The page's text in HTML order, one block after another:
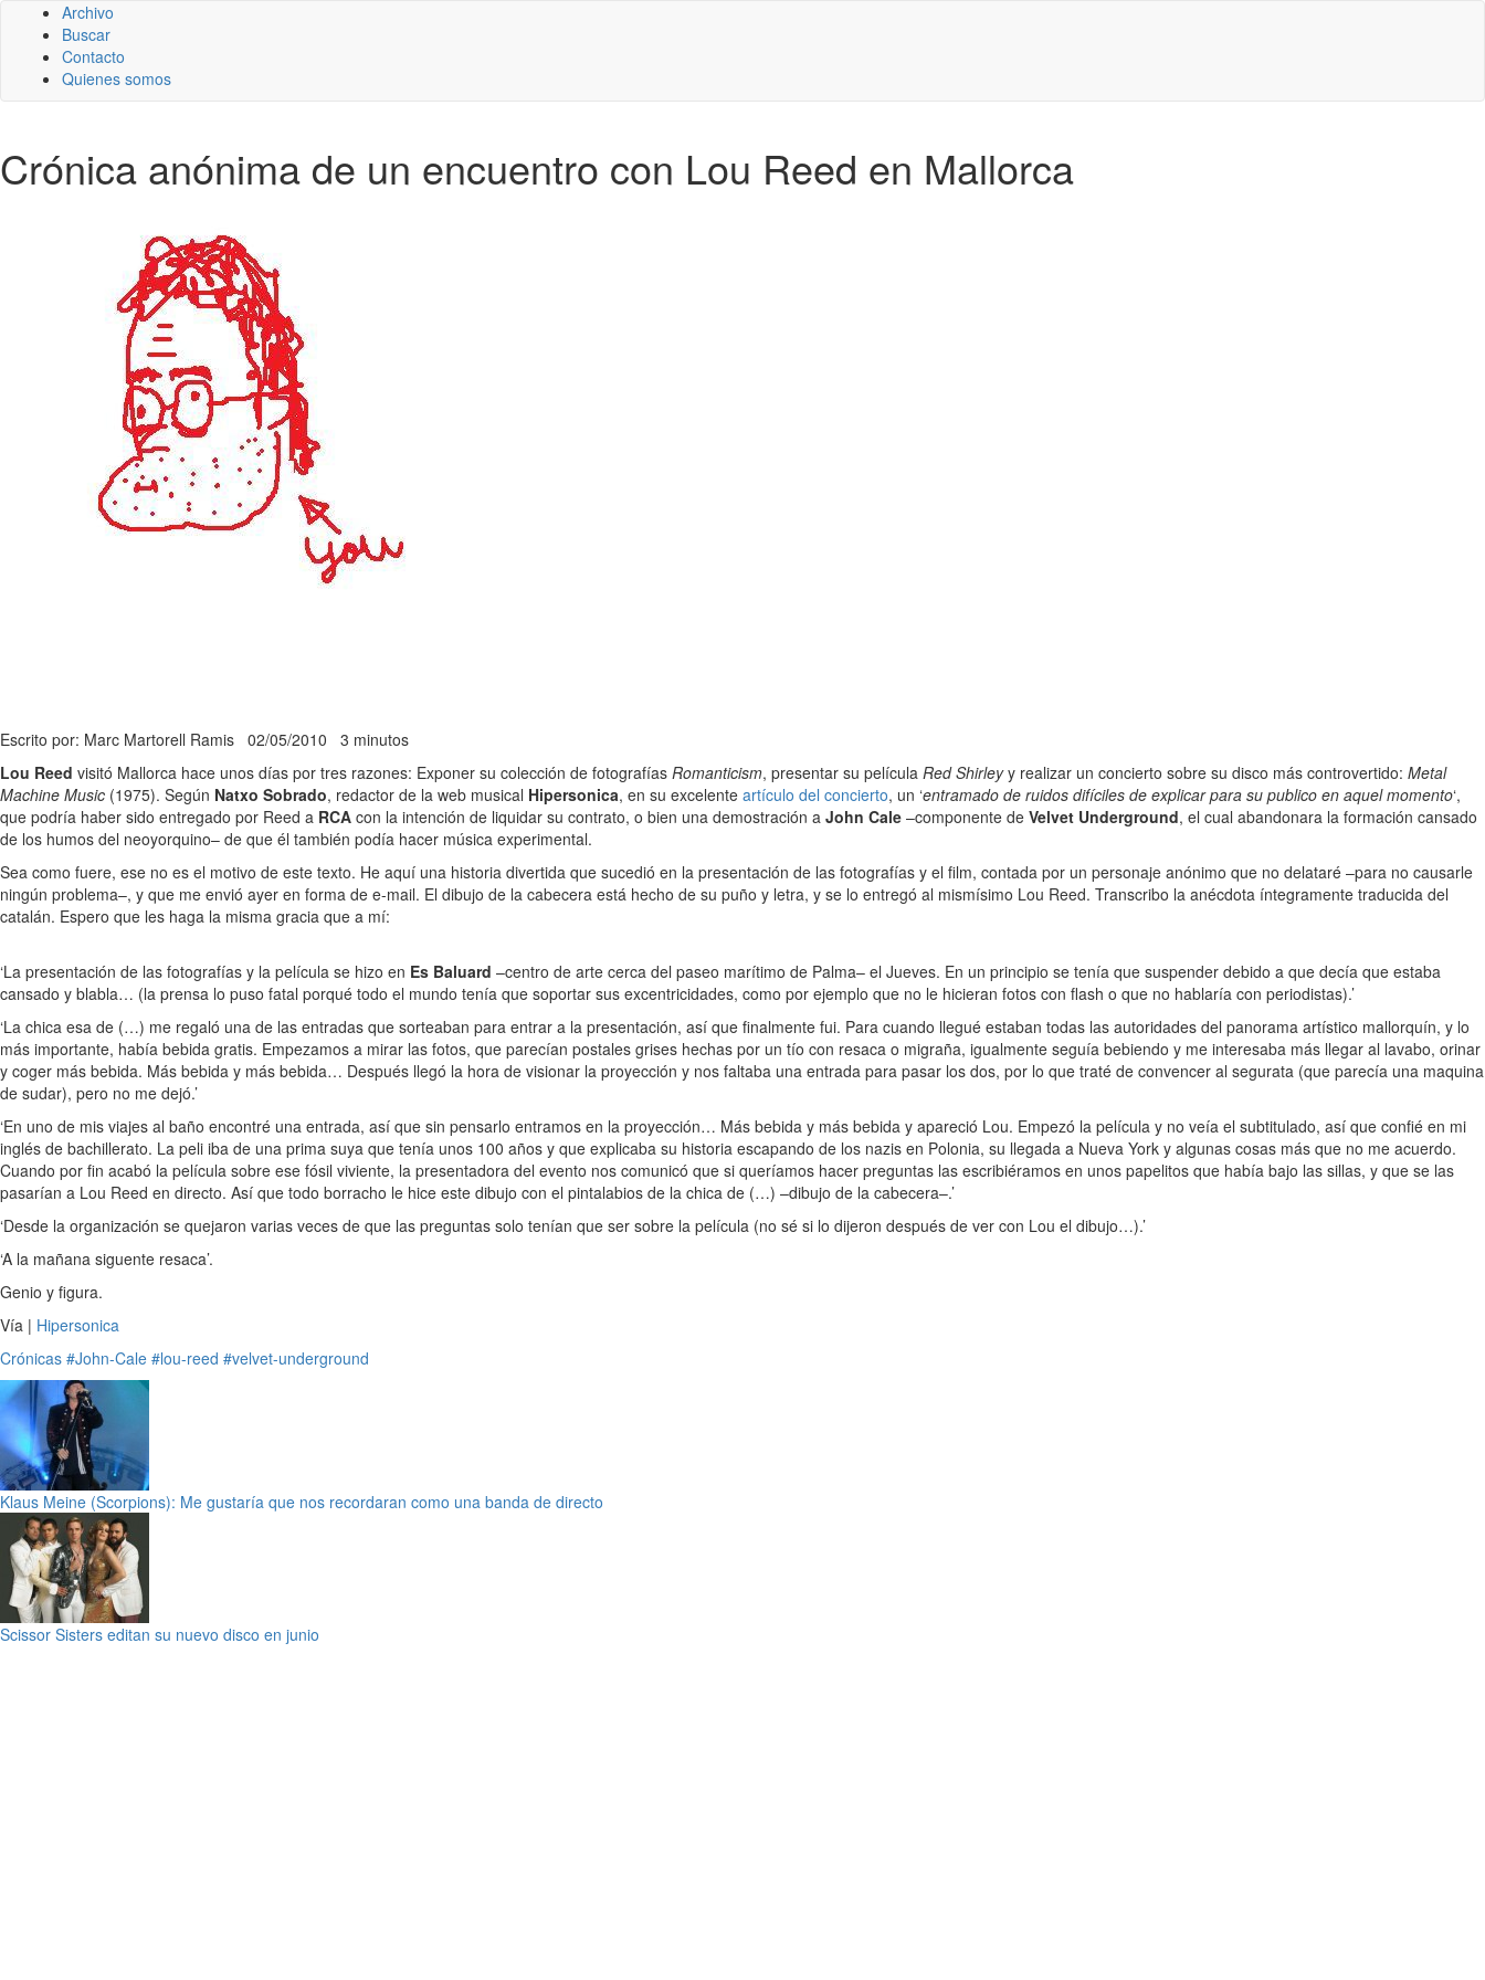
Archivo
Buscar
Contacto
Quienes somos
Crónica anónima de un encuentro con Lou Reed en Mallorca
Escrito por: Marc Martorell Ramis 02/05/2010 3 minutos
Lou Reed visitó Mallorca hace unos días por tres razones: Exponer su colección de fotografías Romanticism, presentar su película Red Shirleyy realizar un concierto sobre su disco más controvertido: Metal
Machine Music (1975). Según Natxo Sobrado, redactor de la web musical Hipersonica, en su excelente artículo del concierto, un ‘entramado de ruidos difíciles de explicar para su publico en aquel momento‘,
que podría haber sido entregado por Reed a RCA con la intención de liquidar su contrato, o bien una demostración a John Cale –componente de Velvet Underground, el cual abandonara la formación cansado
de los humos del neoyorquino– de que él también podía hacer música experimental.
Sea como fuere, ese no es el motivo de este texto. He aquí una historia divertida que sucedió en la presentación de las fotografías y el film, contada por un personaje anónimo que no delataré –para no causarle
ningún problema–, y que me envió ayer en forma de e-mail. El dibujo de la cabecera está hecho de su puño y letra, y se lo entregó al mismísimo Lou Reed. Transcribo la anécdota íntegramente traducida del
catalán. Espero que les haga la misma gracia que a mí:
‘La presentación de las fotografías y la película se hizo en Es Baluard –centro de arte cerca del paseo marítimo de Palma– el Jueves. En un principio se tenía que suspender debido a que decía que estaba
cansado y blabla… (la prensa lo puso fatal porqué todo el mundo tenía que soportar sus excentricidades, como por ejemplo que no le hicieran fotos con flash o que no hablaría con periodistas).’
‘La chica esa de (…) me regaló una de las entradas que sorteaban para entrar a la presentación, así que finalmente fui. Para cuando llegué estaban todas las autoridades del panorama artístico mallorquín, y lo
más importante, había bebida gratis. Empezamos a mirar las fotos, que parecían postales grises hechas por un tío con resaca o migraña, igualmente seguía bebiendo y me interesaba más llegar al lavabo, orinar
y coger más bebida. Más bebida y más bebida… Después llegó la hora de visionar la proyección y nos faltaba una entrada para pasar los dos, por lo que traté de convencer al segurata (que parecía una maquina
de sudar), pero no me dejó.’
‘En uno de mis viajes al baño encontré una entrada, así que sin pensarlo entramos en la proyección… Más bebida y más bebida y apareció Lou. Empezó la película y no veía el subtitulado, así que confié en mi
inglés de bachillerato. La peli iba de una prima suya que tenía unos 100 años y que explicaba su historia escapando de los nazis en Polonia, su llegada a Nueva York y algunas cosas más que no me acuerdo.
Cuando por fin acabó la película sobre ese fósil viviente, la presentadora del evento nos comunicó que si queríamos hacer preguntas las escribiéramos en unos papelitos que había bajo las sillas, y que se las
pasarían a Lou Reed en directo. Así que todo borracho le hice este dibujo con el pintalabios de la chica de (…) –dibujo de la cabecera–.’
‘Desde la organización se quejaron varias veces de que las preguntas solo tenían que ser sobre la película (no sé si lo dijeron después de ver con Lou el dibujo…).’
‘A la mañana siguente resaca’.
Genio y figura.
Vía | Hipersonica
Crónicas #John-Cale #lou-reed #velvet-underground
Klaus Meine (Scorpions): Me gustaría que nos recordaran como una banda de directo
Scissor Sisters editan su nuevo disco en junio